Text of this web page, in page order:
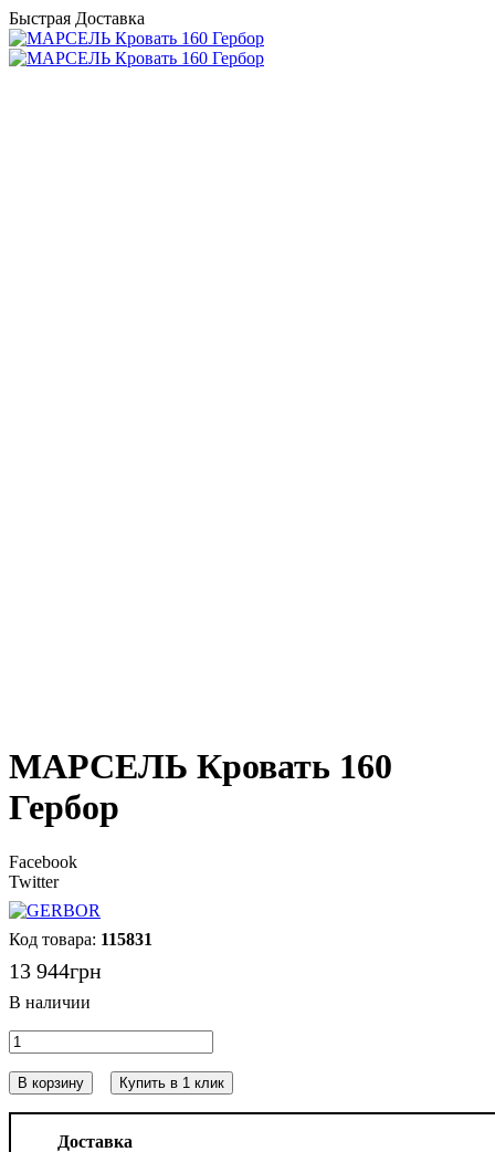
Быстрая Доставка
МАРСЕЛЬ Кровать 160
Гербор
Facebook
Twitter
115831
13 944грн
В корзину Купить в 1 клик
Доставка